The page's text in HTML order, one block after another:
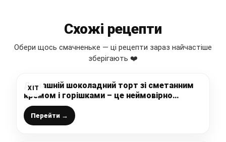
Схожі рецепти
Обери щось смачненьке — ці рецепти зараз найчастіше
зберігають ❤️
ХІТ
Домашній шоколадний торт зі сметанним
кремом і горішками – це неймовірно
смачно, до того ж, дуже просто готується
Перейти →